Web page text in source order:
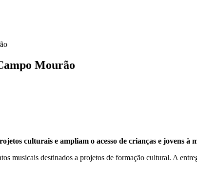
Mourão
culturais e ampliam o acesso de crianças e jovens à
musicais destinados a projetos de formação cultural. A